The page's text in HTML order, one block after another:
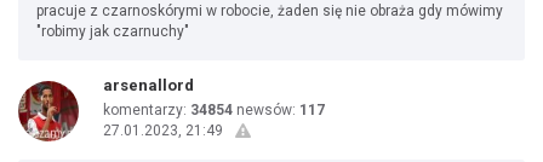
pracuje z czarnoskórymi w robocie, żaden się nie obraża gdy mówimy
"robimy jak czarnuchy"
arsenallord
komentarzy: 34854 newsów: 117
27.01.2023, 21:49